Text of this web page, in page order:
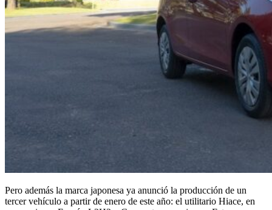
Pero además la marca japonesa ya anunció la producción de un
tercer vehículo a partir de enero de este año: el utilitario Hiace, en